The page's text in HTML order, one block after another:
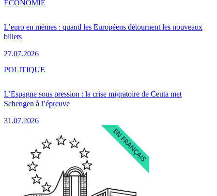
L’euro en mèmes : quand les Européens détournent les nouveaux
billets
27.07.2026
ÉCONOMIE
L’Espagne sous pression : la crise migratoire de Ceuta met
Schengen à l’épreuve
31.07.2026
POLITIQUE